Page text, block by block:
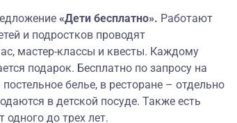
«Дети бесплатно». Работают
и подростков проводят
мастер-классы и квесты. Каждому
подарок. Бесплатно по запросу на
белье, в ресторане – отдельно
в детской посуде. Также есть
до трех лет.